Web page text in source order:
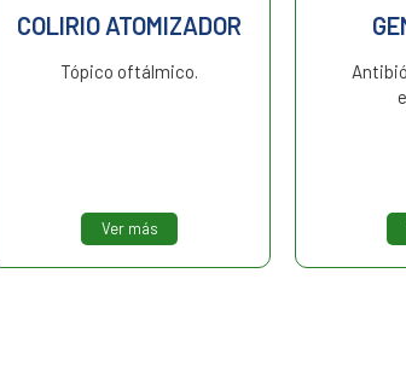
COLIRIO ATOMIZADOR
Tópico oftálmico.
Ver más